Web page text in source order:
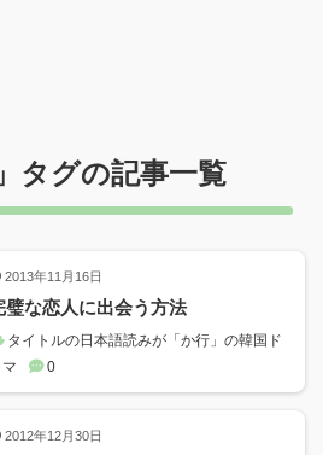
」タグの記事一覧
2013年11月16日
璧な恋人に出会う方法
タイトルの日本語読みが「か行」の韓国ド
0
2012年12月30日